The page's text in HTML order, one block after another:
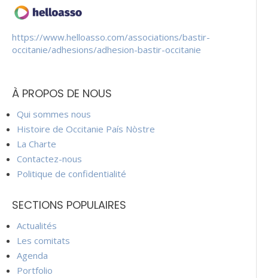
https://www.helloasso.com/associations/bastir-
occitanie/adhesions/adhesion-bastir-occitanie
À PROPOS DE NOUS
Qui sommes nous
Histoire de Occitanie País Nòstre
La Charte
Contactez-nous
Politique de confidentialité
SECTIONS POPULAIRES
Actualités
Les comitats
Agenda
Portfolio